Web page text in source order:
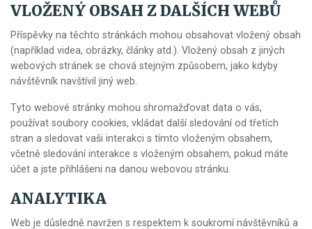
VLOŽENÝ OBSAH Z DALŠÍCH WEBŮ
Příspěvky na těchto stránkách mohou obsahovat vložený obsah
(například videa, obrázky, články atd.). Vložený obsah z jiných
webových stránek se chová stejným způsobem, jako kdyby
návštěvník navštívil jiný web.
Tyto webové stránky mohou shromažďovat data o vás,
používat soubory cookies, vkládat další sledování od třetích
stran a sledovat vaši interakci s tímto vloženým obsahem,
včetně sledování interakce s vloženým obsahem, pokud máte
účet a jste přihlášeni na danou webovou stránku.
ANALYTIKA
Web je důsledně navržen s respektem k soukromí návštěvníků a